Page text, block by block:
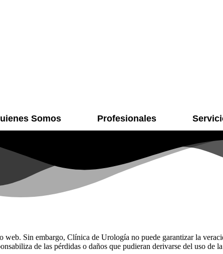
Somos Profesionales
web. Sin embargo, Clínica de Urología no puede garantizar la
de las pérdidas o daños que pudieran derivarse del uso de